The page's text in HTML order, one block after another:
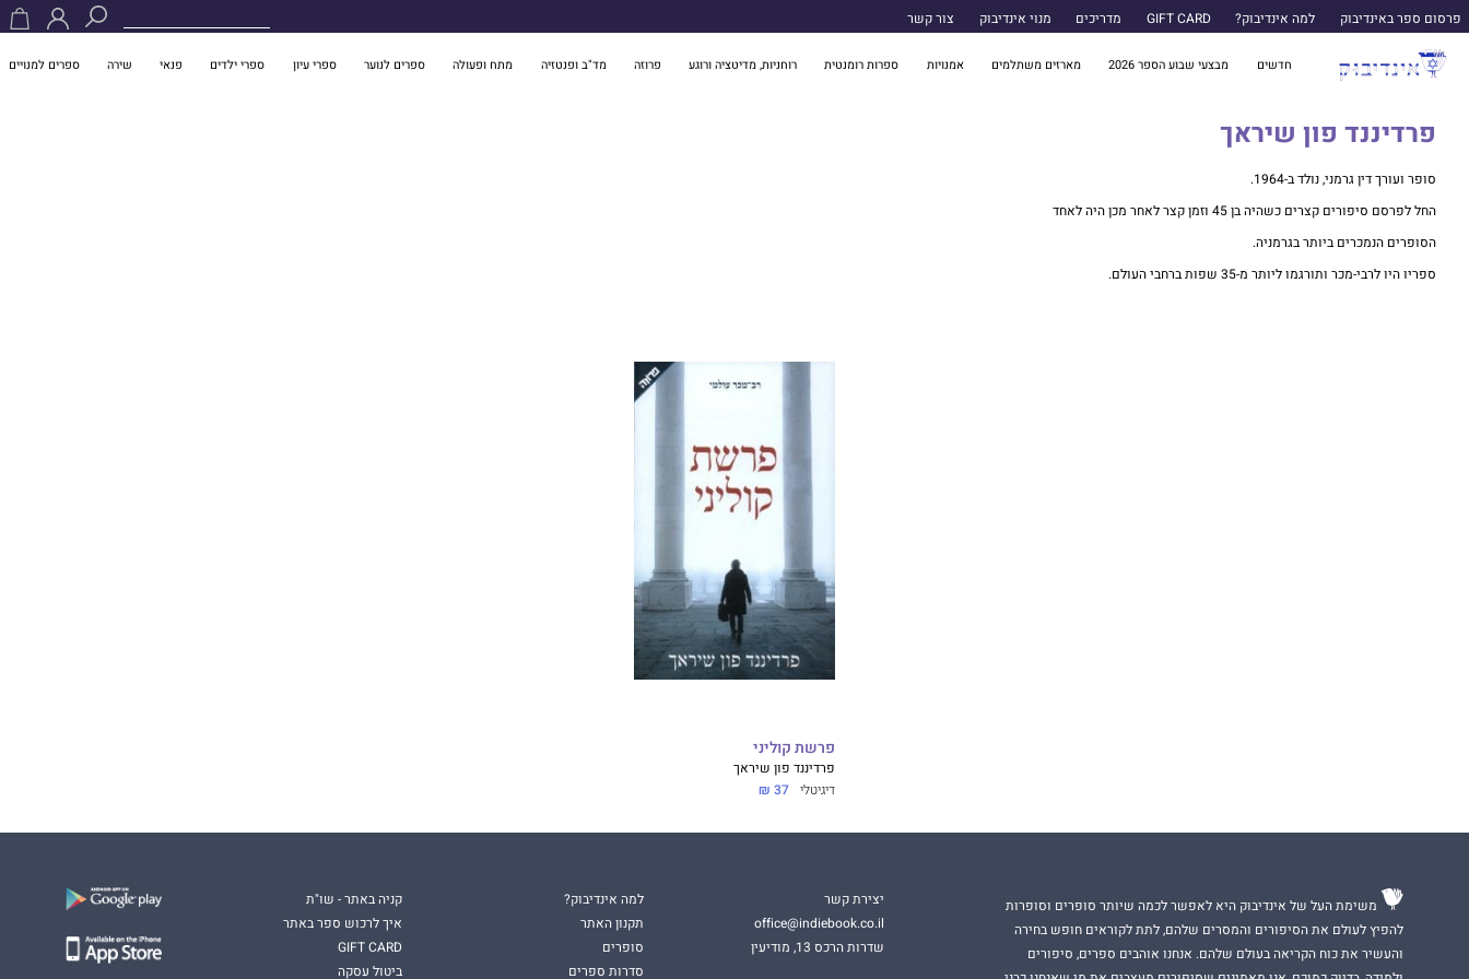
פרסום ספר באינדיבוק למה אינדיבוק? GIFT CARD מדריכים מנוי אינדיבוק צור קשר
חדשים מבצעי שבוע הספר 2026 מארזים משתלמים אמנויות ספרות רומנטית רוחניות, מדיטציה ורוגע פרוזה מד"ב ופנטזיה מתח ופעולה ספרים לנוער ספרי עיון ספרי ילדים פנאי שירה ספרים למנויים
פרדיננד פון שיראך
סופר ועורך דין גרמני, נולד ב-1964.
החל לפרסם סיפורים קצרים כשהיה בן 45 וזמן קצר לאחר מכן היה לאחד
הסופרים הנמכרים ביותר בגרמניה.
ספריו היו לרבי-מכר ותורגמו ליותר מ-35 שפות ברחבי העולם.
פרשת קוליני
פרדיננד פון שיראך
דיגיטלי 37 ₪
משימת העל של אינדיבוק היא לאפשר לכמה שיותר סופרים וסופרות
להפיץ לעולם את הסיפורים והמסרים שלהם, לתת לקוראים חופש בחירה
והעשיר את כוח הקריאה בעולם שלהם. אנחנו אוהבים ספרים, סיפורים
יצירת קשר
office@indiebook.co.il
שדרות הרכס 13, מודיעין
למה אינדיבוק?
תקנון האתר
סופרים
סדרות ספרים
קניה באתר - שו"ת
איך לרכוש ספר באתר
GIFT CARD
ביטול עסקה